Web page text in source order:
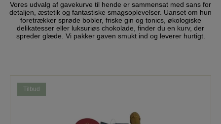
Vores udvalg af gavekurve til hende er sammensat med sans for
detaljen, æstetik og fantastiske smagsoplevelser. Uanset om hun
foretrækker sprøde bobler, friske gin og tonics, økologiske
delikatesser eller luksuriøs chokolade, finder du en kurv, der
spreder glæde. Vi pakker gaven smukt ind og leverer hurtigt.
Tilbud